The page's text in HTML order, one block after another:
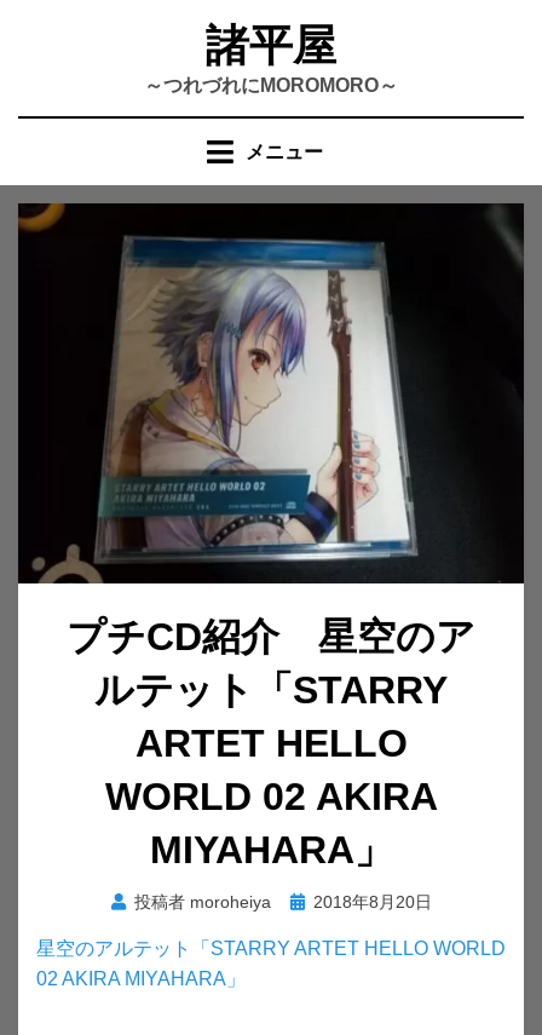
諸平屋
～つれづれにMOROMORO～
メニュー
プチCD紹介 星空のア
ルテット「STARRY
ARTET HELLO
WORLD 02 AKIRA
MIYAHARA」
投稿者 moroheiya
投
日:
2018年8月20日
星空のアルテット「STARRY ARTET HELLO WORLD
02 AKIRA MIYAHARA」